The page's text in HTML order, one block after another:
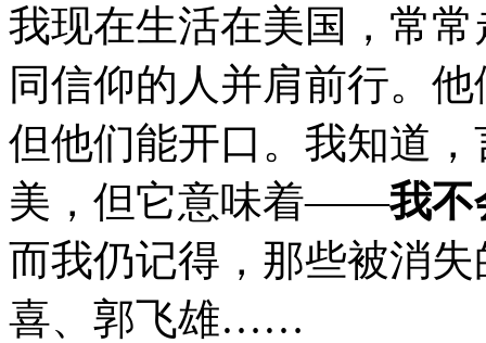
我现在生活在美国，常
同信仰的人并肩前行。
但他们能开口。我知道
美，但它意味着——我不
而我仍记得，那些被消
喜、郭飞雄……